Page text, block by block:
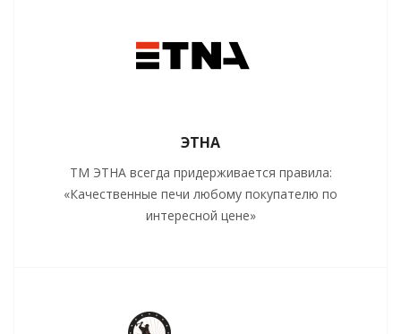
ЭТНА
ТМ ЭТНА всегда придерживается правила:
«Качественные печи любому покупателю по
интересной цене»